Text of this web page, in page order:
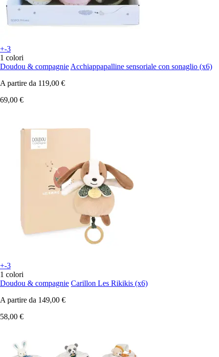
+-3
1 colori
Doudou & compagnie Acchiappapalline sensoriale con sonaglio (x6)
A partire da 119,00 €
69,00 €
+-3
1 colori
Doudou & compagnie Carillon Les Rikikis (x6)
A partire da 149,00 €
58,00 €